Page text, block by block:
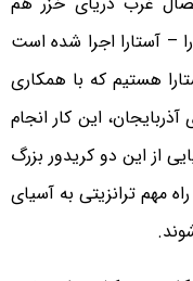
– آستارا اجرا شده است
هستیم که با همکاری
این کار انجام
از این دو کریدور بزرگ
مهم ترانزیتی به آسیای